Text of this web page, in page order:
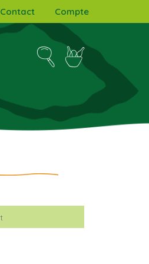
Contact Compte